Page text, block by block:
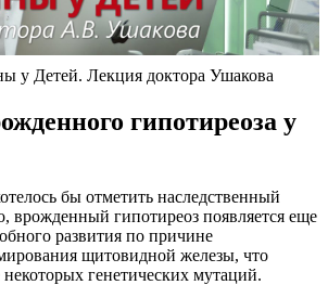
у Детей. Лекция доктора Ушакова
гипотиреоза у
бы отметить наследственный
врожденный гипотиреоз появляется еще
развития по причине
щитовидной железы, что
генетических мутаций.